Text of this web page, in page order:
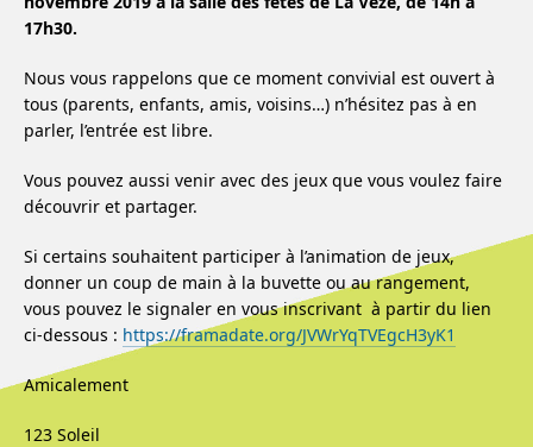
17h30.
Nous vous rappelons que ce moment convivial est ouvert à
tous (parents, enfants, amis, voisins…) n’hésitez pas à en
parler, l’entrée est libre.
Vous pouvez aussi venir avec des jeux que vous voulez faire
découvrir et partager.
Si certains souhaitent participer à l’animation de jeux,
donner un coup de main à la buvette ou au rangement,
vous pouvez le signaler en vous inscrivant à partir du lien
ci-dessous : https://framadate.org/JVWrYqTVEgcH3yK1
Amicalement
123 Soleil